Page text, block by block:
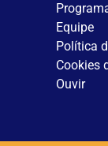
Equipe
Política
Cookies
Ouvir